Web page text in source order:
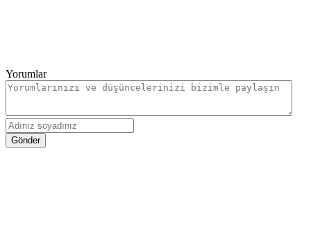
Yorumlar
Gönder